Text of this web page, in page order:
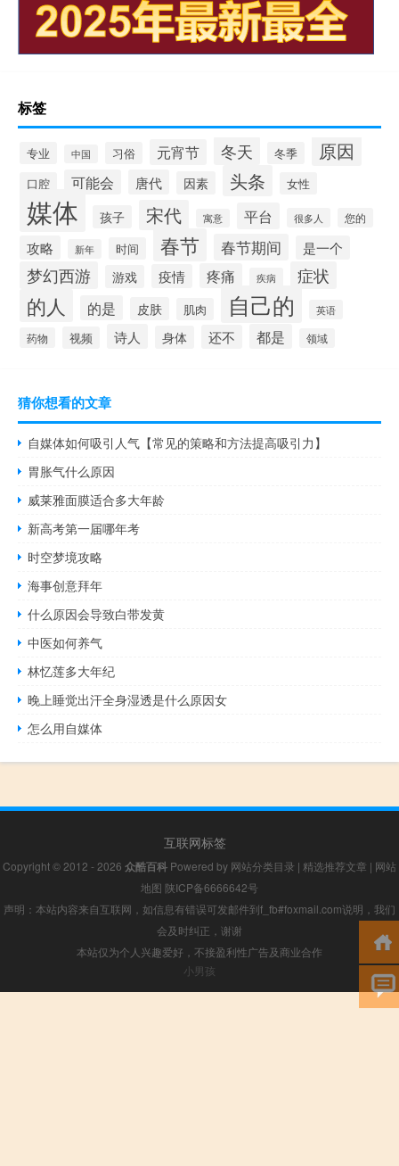
标签
专业 中国 习俗 元宵节 冬天 冬季 原因
口腔 可能会 唐代 因素 头条 女性
媒体 孩子 宋代 寓意 平台 很多人 您的
攻略 新年 时间 春节 春节期间 是一个
梦幻西游 游戏 疫情 疼痛 疾病 症状
的人 的是 皮肤 肌肉 自己的 英语
药物 视频 诗人 身体 还不 都是 领域
猜你想看的文章
自媒体如何吸引人气【常见的策略和方法提高吸引力】
胃胀气什么原因
威莱雅面膜适合多大年龄
新高考第一届哪年考
时空梦境攻略
海事创意拜年
什么原因会导致白带发黄
中医如何养气
林忆莲多大年纪
晚上睡觉出汗全身湿透是什么原因女
怎么用自媒体
互联网标签
Copyright © 2012 - 2026 众酷百科 Powered by 网站分类目录 | 精选推荐文章 | 网站
地图 陕ICP备6666642号
声明：本站内容来自互联网，如信息有错误可发邮件到f_fb#foxmail.com说明，我们
会及时纠正，谢谢
本站仅为个人兴趣爱好，不接盈利性广告及商业合作
小男孩